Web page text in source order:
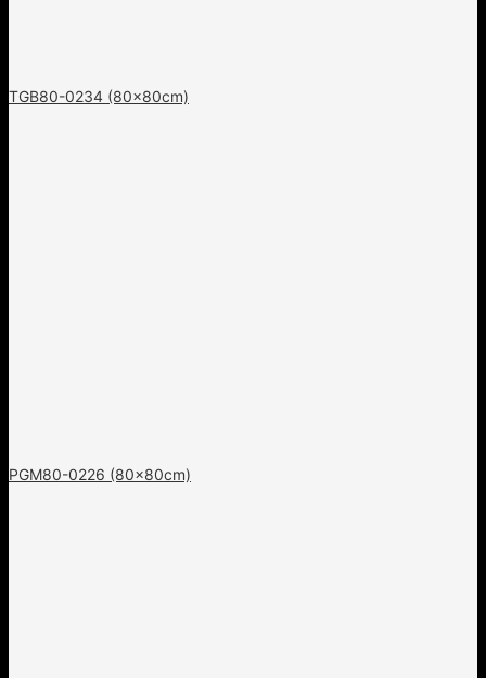
TGB80-0234 (80x80cm)
PGM80-0226 (80x80cm)